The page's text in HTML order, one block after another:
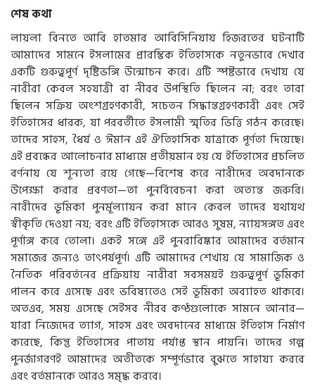
শেষ কথা
লায়লা বিনতে আবি হাতমার আবিসিনিয়ায় হিজরতের ঘটনাটি
আমাদের সামনে ইসলামের প্রারম্ভিক ইতিহাসকে নতুনভাবে দেখার
একটি গুরুত্বপূর্ণ দৃষ্টিভঙ্গি উন্মোচন করে। এটি স্পষ্টভাবে দেখায় যে
নারীরা কেবল সহযাত্রী বা নীরব উপস্থিতি ছিলেন না; বরং তারা
ছিলেন সক্রিয় অংশগ্রহণকারী, সচেতন সিদ্ধান্তগ্রহণকারী এবং সেই
ইতিহাসের ধারক, যা পরবর্তীতে ইসলামী স্মৃতির ভিত্তি গঠন করেছে।
তাদের সাহস, ধৈর্য ও ঈমান এই ঐতিহাসিক যাত্রাকে পূর্ণতা দিয়েছে।
এই প্রবন্ধের আলোচনার মাধ্যমে প্রতীয়মান হয় যে ইতিহাসের প্রচলিত
বর্ণনায় যে শূন্যতা রয়ে গেছে—বিশেষ করে নারীদের অবদানকে
উপেক্ষা করার প্রবণতা—তা পুনর্বিবেচনা করা অত্যন্ত জরুরি।
নারীদের ভূমিকা পুনর্মূল্যায়ন করা মানে কেবল তাদের যথাযথ
স্বীকৃতি দেওয়া নয়; বরং এটি ইতিহাসকে আরও সুষম, ন্যায়সঙ্গত এবং
পূর্ণাঙ্গ করে তোলা। একই সঙ্গে এই পুনরাবিষ্কার আমাদের বর্তমান
সমাজের জন্যও তাৎপর্যপূর্ণ। এটি আমাদের শেখায় যে সামাজিক ও
নৈতিক পরিবর্তনের প্রক্রিয়ায় নারীরা সবসময়ই গুরুত্বপূর্ণ ভূমিকা
পালন করে এসেছে এবং ভবিষ্যতেও সেই ভূমিকা অব্যাহত থাকবে।
অতএব, সময় এসেছে সেইসব নীরব কণ্ঠগুলোকে সামনে আনার—
যারা নিজেদের ত্যাগ, সাহস এবং অবদানের মাধ্যমে ইতিহাস নির্মাণ
করেছে, কিন্তু ইতিহাসের পাতায় পর্যাপ্ত স্থান পায়নি। তাদের গল্প
পুনর্জাগরণই আমাদের অতীতকে সম্পূর্ণভাবে বুঝতে সাহায্য করবে
এবং বর্তমানকে আরও সমৃদ্ধ করবে।